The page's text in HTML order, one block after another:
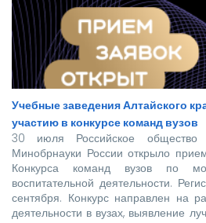
Учебные заведения Алтайского
участию в конкурсе команд вузов
30 июля Российское общество
Минобрнауки России открыло
Конкурса команд вузов по
воспитательной деятельности.
сентября. Конкурс направлен на
деятельности в вузах, выявление